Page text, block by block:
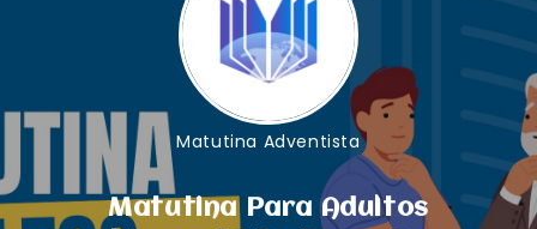
Matutina Adventista
Matutina Para Adultos